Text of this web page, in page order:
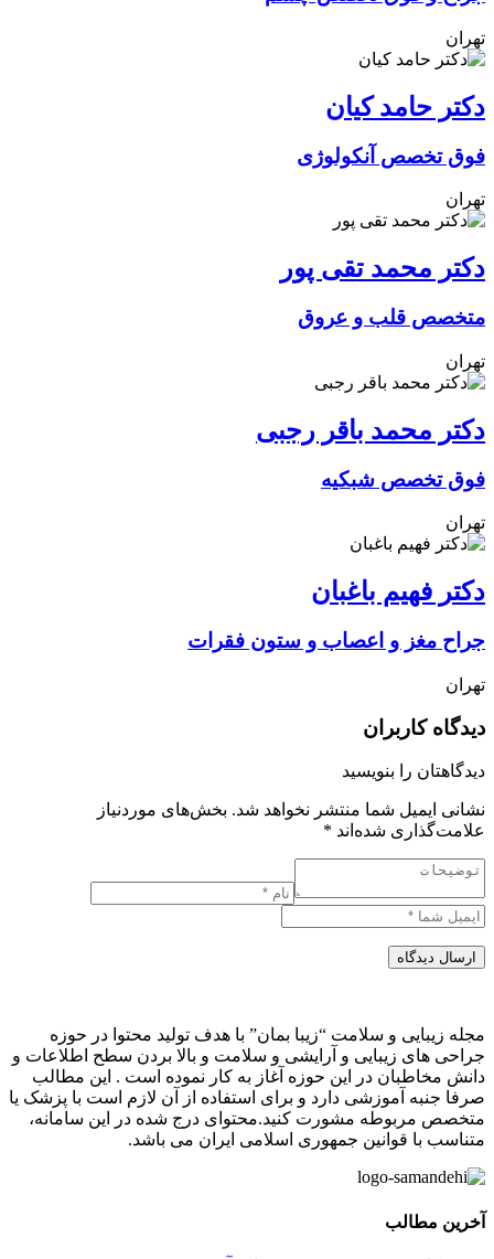
تهران
دکتر حامد کیان
فوق تخصص آنکولوژی
تهران
دکتر محمد تقی پور
متخصص قلب و عروق
تهران
دکتر محمد باقر رجبی
فوق تخصص شبکیه
تهران
دکتر فهیم باغبان
جراح مغز و اعصاب و ستون فقرات
تهران
دیدگاه کاربران
دیدگاهتان را بنویسید
نشانی ایمیل شما منتشر نخواهد شد. بخش‌های موردنیاز
علامت‌گذاری شده‌اند *
ارسال دیدگاه
مجله زیبایی و سلامت “زیبا بمان” با هدف تولید محتوا در حوزه
جراحی های زیبایی و آرایشی و سلامت و بالا بردن سطح اطلاعات و
دانش مخاطبان در این حوزه آغاز به کار نموده است . این مطالب
صرفا جنبه آموزشی دارد و برای استفاده از آن لازم است با پزشک یا
متخصص مربوطه مشورت کنید.محتوای درج شده در این سامانه،
متناسب با قوانین جمهوری اسلامی ایران می باشد.
آخرین مطالب